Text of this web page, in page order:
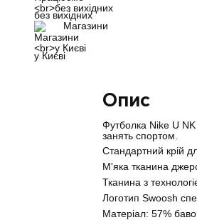
без вихідних
Магазини
у Києві
Опис
Футболка Nike U NK
занять спортом.
Стандартний крій
М'яка тканина
Тканина з
Логотип Swoosh
Матеріал: 57%